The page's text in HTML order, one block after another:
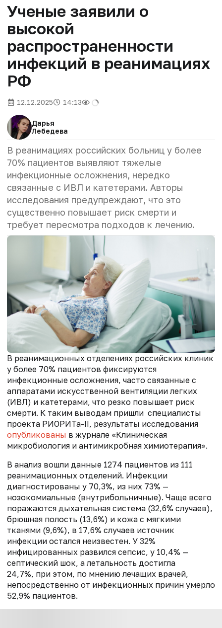
Ученые заявили о
высокой
распространенности
инфекций в реанимациях
РФ
12.12.2025 14:13
Дарья
Лебедева
В реанимациях российских больниц у более
70% пациентов выявляют тяжелые
инфекционные осложнения, нередко
связанные с ИВЛ и катетерами. Авторы
исследования предупреждают, что это
существенно повышает риск смерти и
требует пересмотра подходов к лечению.
В реанимационных отделениях российских клиник
у более 70% пациентов фиксируются
инфекционные осложнения, часто связанные с
аппаратами искусственной вентиляции легких
(ИВЛ) и катетерами, что резко повышает риск
смерти. К таким выводам пришли специалисты
проекта РИОРИТа-II, результаты исследования
опубликованы в журнале «Клиническая
микробиология и антимикробная химиотерапия».
В анализ вошли данные 1274 пациентов из 111
реанимационных отделений. Инфекции
диагностированы у 70,3%, из них 73% —
нозокомиальные (внутрибольничные). Чаще всего
поражаются дыхательная система (32,6% случаев),
брюшная полость (13,6%) и кожа с мягкими
тканями (9,6%), в 17,6% случаев источник
инфекции остался неизвестен. У 32%
инфицированных развился сепсис, у 10,4% —
септический шок, а летальность достигла
24,7%, при этом, по мнению лечащих врачей,
непосредственно от инфекционных причин умерло
52,9% пациентов.